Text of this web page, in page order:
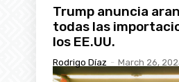
Trump anuncia
todas las
los EE.UU.
Rodrigo Díaz - March 26,